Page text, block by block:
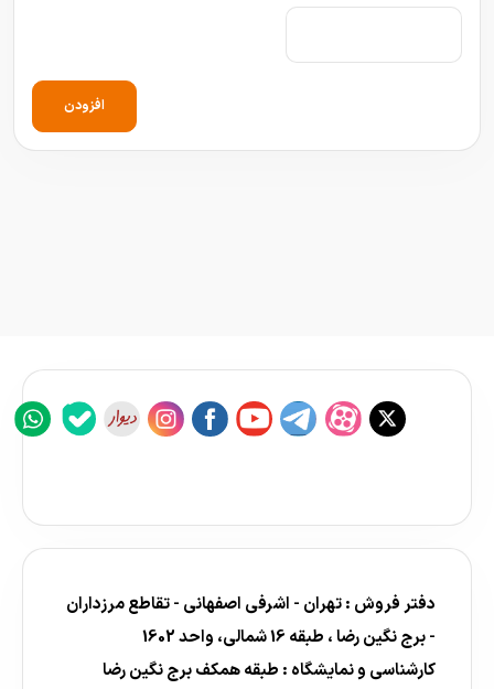
افزودن
دفتر فروش : تهران - اشرفی اصفهانی - تقاطع مرزداران
- برج نگین رضا ، طبقه 16 شمالی، واحد 1602
کارشناسی و نمایشگاه : طبقه همکف برج نگین رضا